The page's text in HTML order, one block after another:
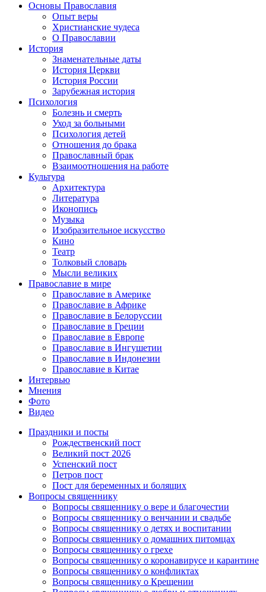
Основы Православия
Опыт веры
Христианские чудеса
О Православии
История
Знаменательные даты
История Церкви
История России
Зарубежная история
Психология
Болезнь и смерть
Уход за больными
Психология детей
Отношения до брака
Православный брак
Взаимоотношения на работе
Культура
Архитектура
Литература
Иконопись
Музыка
Изобразительное искусство
Кино
Театр
Толковый словарь
Мысли великих
Православие в мире
Православие в Америке
Православие в Африке
Православие в Белоруссии
Православие в Греции
Православие в Европе
Православие в Ингушетии
Православие в Индонезии
Православие в Китае
Интервью
Мнения
Фото
Видео
Праздники и посты
Рождественский пост
Великий пост 2026
Успенский пост
Петров пост
Пост для беременных и болящих
Вопросы священнику
Вопросы священнику о вере и благочестии
Вопросы священнику о венчании и свадьбе
Вопросы священнику о детях и воспитании
Вопросы священнику о домашних питомцах
Вопросы священнику о грехе
Вопросы священнику о коронавирусе и карантине
Вопросы священнику о конфликтах
Вопросы священнику о Крещении